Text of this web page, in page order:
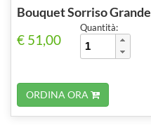
Bouquet Sorriso Grande
€ 51,00
Quantità:
ORDINA ORA